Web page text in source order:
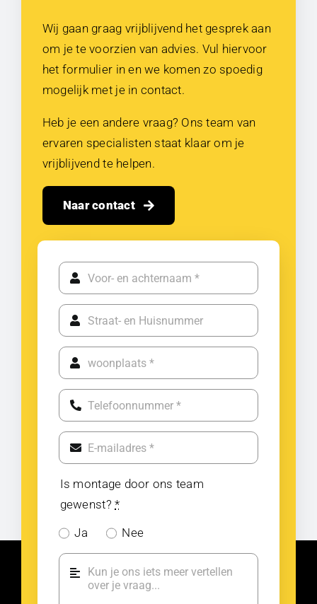
Wij gaan graag vrijblijvend het gesprek aan
om je te voorzien van advies. Vul hiervoor
het formulier in en we komen zo spoedig
mogelijk met je in contact.
Heb je een andere vraag? Ons team van
ervaren specialisten staat klaar om je
vrijblijvend te helpen.
Naar contact
Is montage door ons team
gewenst? *
Ja Nee